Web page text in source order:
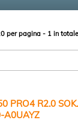
per pagina - 1 in
PRO4 R2.0
A0UAYZ